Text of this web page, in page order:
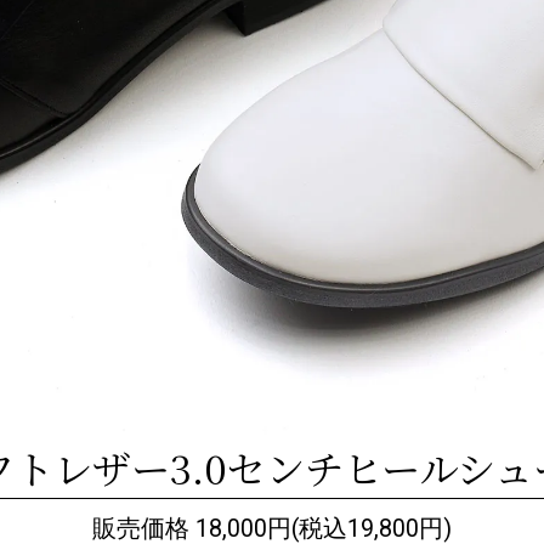
トレザー3.0センチヒールシュ
販売価格 18,000円(税込19,800円)